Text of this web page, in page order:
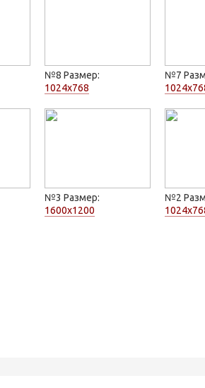
№8 Размер:
1024x768
№7
№3 Размер:
1600x1200
№2